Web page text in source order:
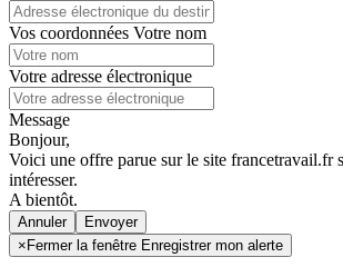
Vos coordonnées Votre nom
Votre adresse électronique
Message
Bonjour,
Voici une offre parue sur le site francetravail.fr
intéresser.
A bientôt.
Annuler
× Fermer la fenêtre Enregistrer mon alerte